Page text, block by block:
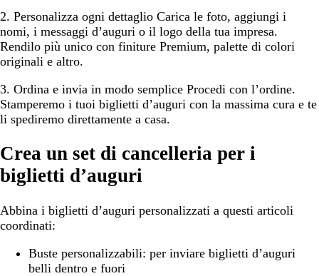
2. Personalizza ogni dettaglio Carica le foto, aggiungi i
nomi, i messaggi d’auguri o il logo della tua impresa.
Rendilo più unico con finiture Premium, palette di colori
originali e altro.
3. Ordina e invia in modo semplice Procedi con l’ordine.
Stamperemo i tuoi biglietti d’auguri con la massima cura e te
li spediremo direttamente a casa.
Crea un set di cancelleria per i
biglietti d’auguri
Abbina i biglietti d’auguri personalizzati a questi articoli
coordinati:
Buste personalizzabili: per inviare biglietti d’auguri
belli dentro e fuori